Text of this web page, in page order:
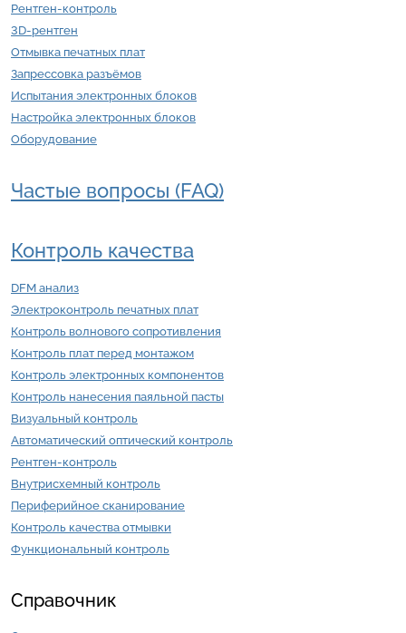
Рентген-контроль
3D-рентген
Отмывка печатных плат
Запрессовка разъёмов
Испытания электронных блоков
Настройка электронных блоков
Оборудование
Частые вопросы (FAQ)
Контроль качества
DFM анализ
Электроконтроль печатных плат
Контроль волнового сопротивления
Контроль плат перед монтажом
Контроль электронных компонентов
Контроль нанесения паяльной пасты
Визуальный контроль
Автоматический оптический контроль
Рентген-контроль
Внутрисхемный контроль
Периферийное сканирование
Контроль качества отмывки
Функциональный контроль
Справочник